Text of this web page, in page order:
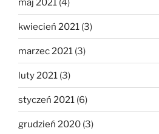
maj 2021 (4)
kwiecień 2021 (3)
marzec 2021 (3)
luty 2021 (3)
styczeń 2021 (6)
grudzień 2020 (3)